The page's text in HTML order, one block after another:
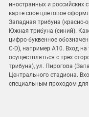
иностранных и российских
карте свое цветовое
Западная трибуна
Южная трибуна (синий).
цифро-буквенное
C-D), например А10. Вход
осуществляться с трех
трибуна), ул. Пирогова
Центрального стадиона.
специальным проходом